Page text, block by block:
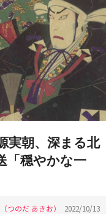
実朝、深まる北
「穏やかな一
つのだ あきお） 2022/10/13